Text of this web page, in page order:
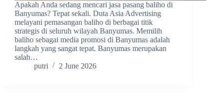
Apakah Anda sedang mencari jasa pasang baliho di
Banyumas? Tepat sekali. Duta Asia Advertising
melayani pemasangan baliho di berbagai titik
strategis di seluruh wilayah Banyumas. Memilih
baliho sebagai media promosi di Banyumas adalah
langkah yang sangat tepat. Banyumas merupakan
salah…
putri
2 June 2026